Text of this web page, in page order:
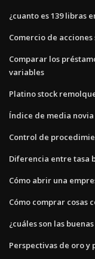
¿cuanto es 139 libras
Comercio de
Comparar los
variables
Platino stock
Índice de media novia
Control de
Diferencia entre tasa
Cómo abrir una
Cómo comprar cosas
¿cuáles son las
Perspectivas de oro y